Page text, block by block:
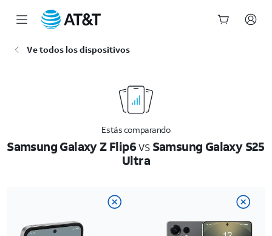
Ve todos los dispositivos
Estás comparando
Samsung Galaxy Z Flip6vsSamsung Galaxy S25
Ultra